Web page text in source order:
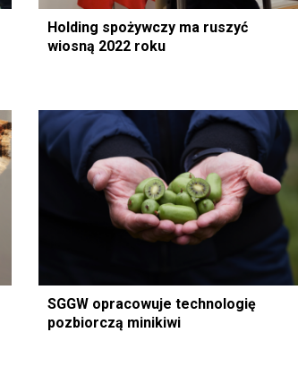
Holding spożywczy ma ruszyć
wiosną 2022 roku
SGGW opracowuje technologię
pozbiorczą minikiwi